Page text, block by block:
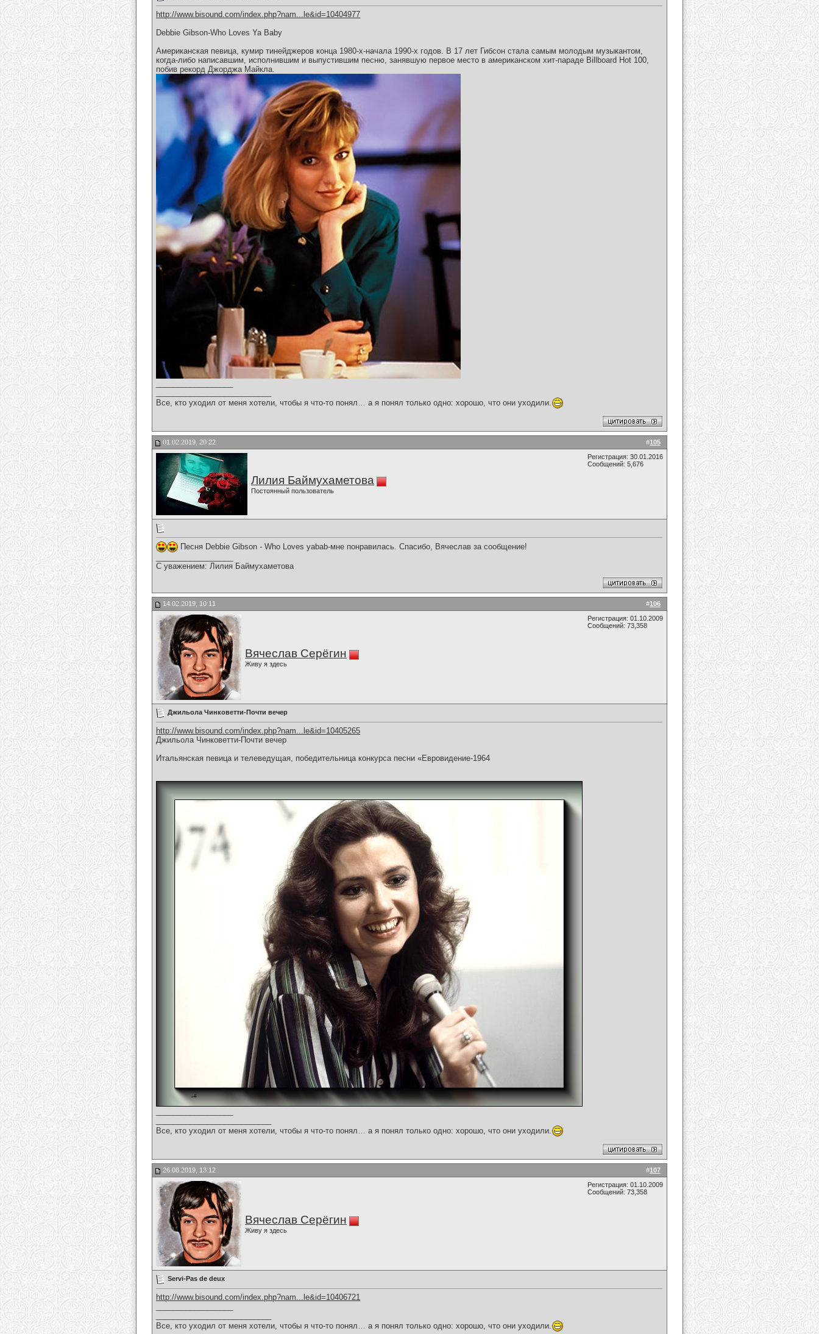
http://www.bisound.com/index.php?nam...le&id=10404977
Debbie Gibson-Who Loves Ya Baby
Американская певица, кумир тинейджеров конца 1980-х-начала 1990-х годов. В 17 лет Гибсон стала самым молодым музыкантом,
когда-либо написавшим, исполнившим и выпустившим песню, занявшую первое место в американском хит-параде Billboard Hot 100,
побив рекорд Джорджа Майкла.
Все, кто уходил от меня хотели, чтобы я что-то понял… а я понял только одно: хорошо, что они уходили.
#105
01.02.2019, 20:22
Лилия Баймухаметова
Постоянный пользователь
Регистрация: 30.01.2016
Сообщений: 5,676
Песня Debbie Gibson - Who Loves yabab-мне понравилась. Спасибо, Вячеслав за сообщение!
С уважением: Лилия Баймухаметова
#106
14.02.2019, 10:11
Вячеслав Серёгин
Живу я здесь
Регистрация: 01.10.2009
Сообщений: 73,358
Джильола Чинковетти-Почти вечер
http://www.bisound.com/index.php?nam...le&id=10405265
Джильола Чинковетти-Почти вечер
Итальянская певица и телеведущая, победительница конкурса песни «Евровидение-1964
Все, кто уходил от меня хотели, чтобы я что-то понял… а я понял только одно: хорошо, что они уходили.
#107
26.08.2019, 13:12
Вячеслав Серёгин
Живу я здесь
Регистрация: 01.10.2009
Сообщений: 73,358
Servi-Pas de deux
http://www.bisound.com/index.php?nam...le&id=10406721
Все, кто уходил от меня хотели, чтобы я что-то понял… а я понял только одно: хорошо, что они уходили.